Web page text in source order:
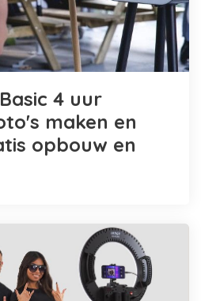
4 uur
maken en
opbouw en